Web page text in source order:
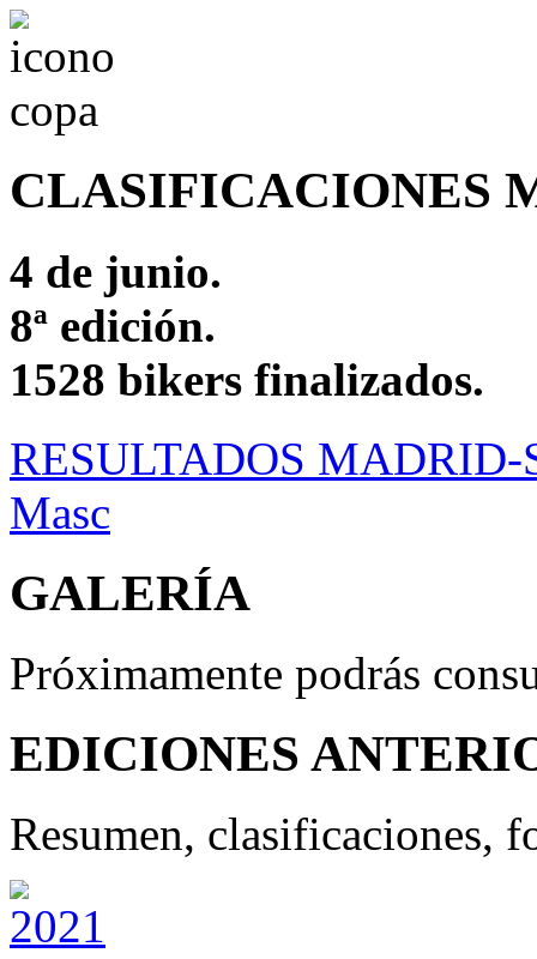
CLASIFICACIONES
4 de junio.
8ª edición.
1528 bikers finalizados.
RESULTADOS MADRID-
Masc
GALERÍA
Próximamente podrás
EDICIONES
Resumen, clasificaciones,